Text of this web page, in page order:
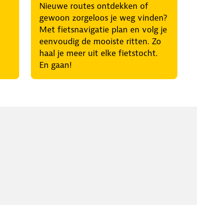
Nieuwe routes ontdekken of
gewoon zorgeloos je weg vinden?
Met fietsnavigatie plan en volg je
eenvoudig de mooiste ritten. Zo
haal je meer uit elke fietstocht.
En gaan!